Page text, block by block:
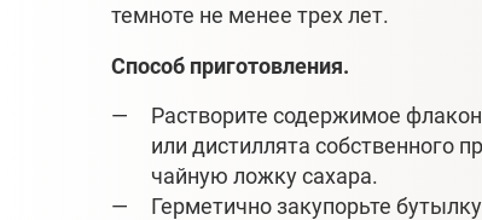
темноте не менее трех лет.
Способ приготовления.
Растворите содержимое
или дистиллята собственного
чайную ложку сахара.
Герметично закупорьте